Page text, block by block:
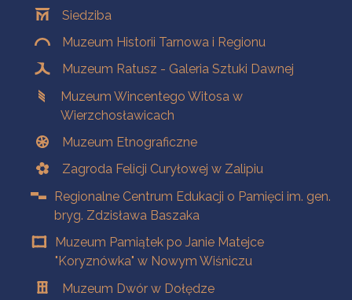
Siedziba
Muzeum Historii Tarnowa i Regionu
Muzeum Ratusz - Galeria Sztuki Dawnej
Muzeum Wincentego Witosa w
Wierzchosławicach
Muzeum Etnograficzne
Zagroda Felicji Curyłowej w Zalipiu
Regionalne Centrum Edukacji o Pamięci im. gen.
bryg. Zdzisława Baszaka
Muzeum Pamiątek po Janie Matejce
"Koryznówka" w Nowym Wiśniczu
Muzeum Dwór w Dołędze